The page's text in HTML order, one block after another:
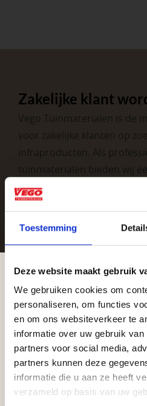
Toestemming
Deze website maakt gebruik
We gebruiken cookies om
personaliseren, om functies
en om ons websiteverkeer te
informatie over uw gebruik
partners voor social media,
partners kunnen deze
informatie die u aan ze heeft
verzameld op basis van uw
Zakelijke klant
Vego Tuinmaterialen is de
voor zakelijke klanten op
infraproducten. Als
tuinmaterialen bieden wij
aan producten van
zakelijke mogelijkheden
Vrijblijvend
Geen probleem, wij
tuin en onze
Aangepaste
vakantieperiode
Waardenburg en Vego
de vakantieperiode
zaterdag. Bekijk de
actuele openingstijden.